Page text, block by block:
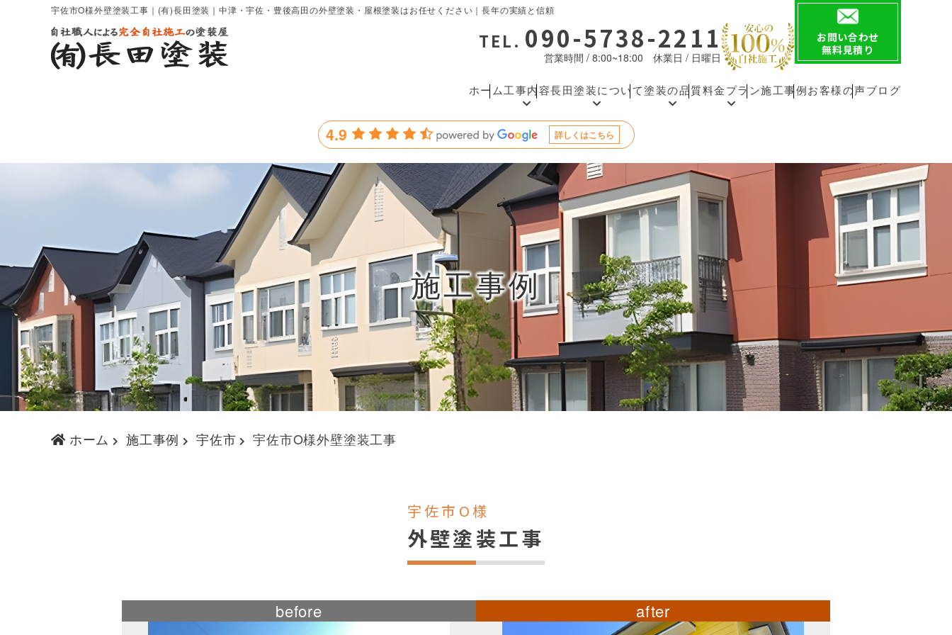
宇佐市O様外壁塗装工事｜(有)長田塗装｜中津・宇佐・豊後高田の外壁塗装・屋根塗装はお任せください｜長年の実績と信頼
TEL. 090-5738-2211
営業時間 / 8:00~18:00 休業日 / 日曜日
お問い合わせ
無料見積り
ホーム 工事内容長田塗装について塗装の品質料金プラン施工事例 お客様の声ブログ
4.9 詳しくはこちら
施工事例
ホーム 施工事例 宇佐市 宇佐市O様外壁塗装工事
宇佐市O様
外壁塗装工事
before after